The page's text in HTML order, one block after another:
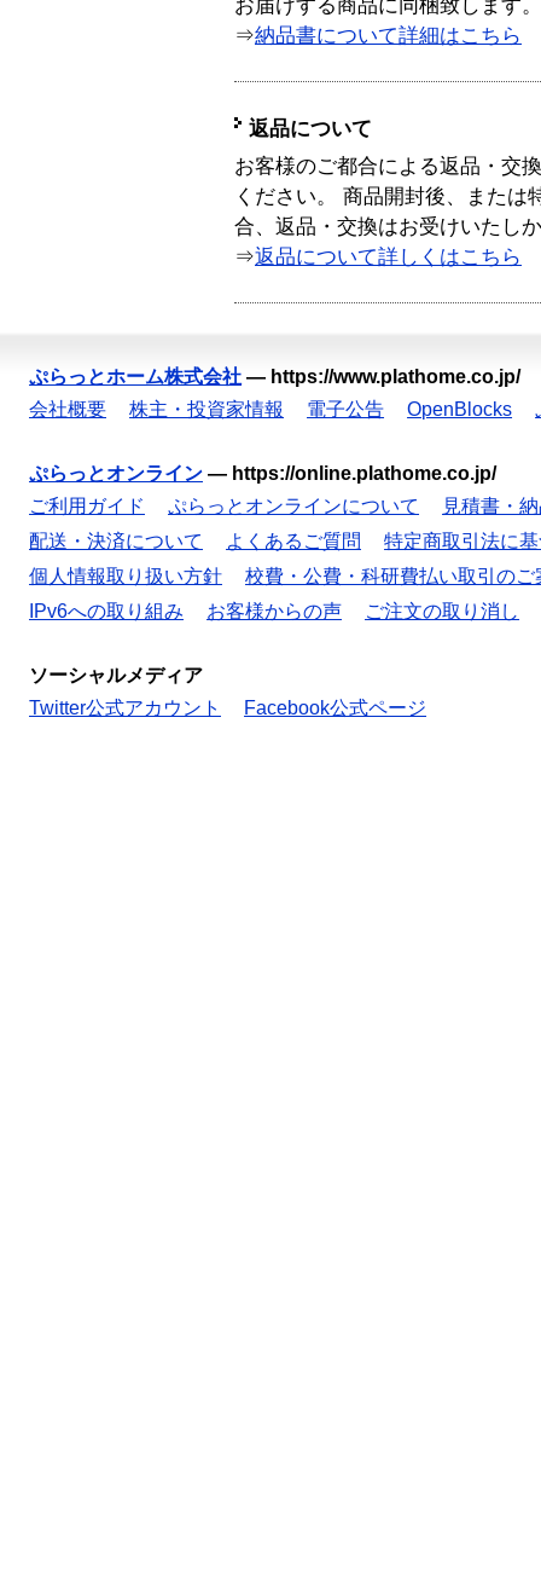
お届けする商品に同梱致します。
⇒納品書について詳細はこちら
返品について
お客様のご都合による返品・交
ください。 商品開封後、または
合、返品・交換はお受けいたし
⇒返品について詳しくはこちら
ぷらっとホーム株式会社 — https://www.plathome.co.jp/
会社概要
株主・投資家情報 電子公告 OpenBlocks
ぷらっとオンライン — https://online.plathome.co.jp/
ご利用ガイド
ぷらっとオンラインについて
見積書・
配送・決済について
よくあるご質問
特定商取引法に
個人情報取り扱い方針
校費・公費・科研費払い取引のご
IPv6への取り組み
お客様からの声 ご注文の取り消し
ソーシャルメディア
Twitter公式アカウント
Facebook公式ページ